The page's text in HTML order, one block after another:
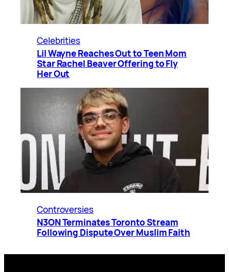
Celebrities
Lil Wayne Reaches Out to Teen Mom
Star Rachel Beaver Offering to Fly
Her Out
Controversies
N3ON Terminates Toronto Stream
Following Dispute Over Muslim Faith